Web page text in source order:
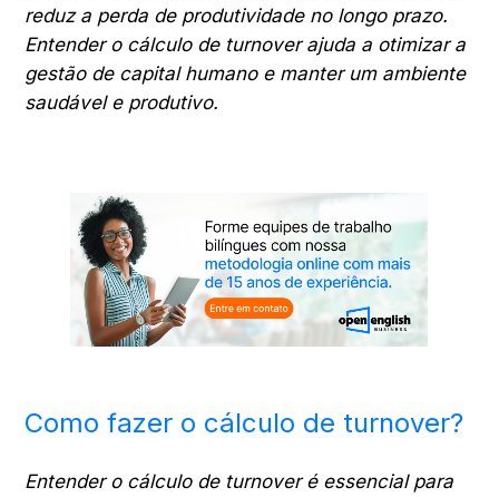
reduz a perda de produtividade no longo prazo.
Entender o cálculo de turnover ajuda a otimizar a
gestão de capital humano e manter um ambiente
saudável e produtivo.
Como fazer o cálculo de turnover?
Entender o cálculo de turnover é essencial para